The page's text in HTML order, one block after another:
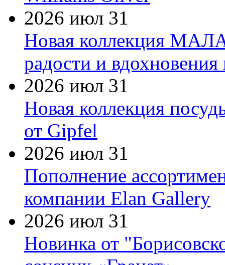
2026 июл 31
Новая коллекция
радости и
2026 июл 31
Новая коллекция
от Gipfel
2026 июл 31
Пополнение
компании Elan Gallery
2026 июл 31
Новинка от